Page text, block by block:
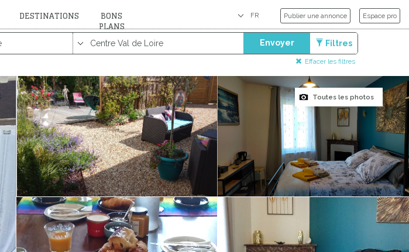
DESTINATIONS BONS
PLANS
Publier une annonce Espace pro
Envoyer Filtres
Effacer les filtres
Toutes les photos